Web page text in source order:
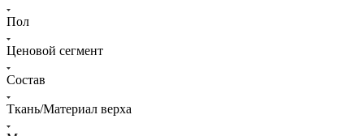
Пол
Ценовой сегмент
Состав
Ткань/Материал верха